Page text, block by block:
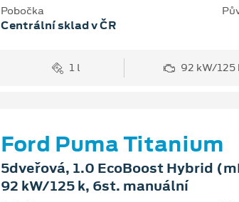
Pobočka
Centrální sklad v ČR
1 l 92 kW/125
Ford Puma Titanium
5dveřová, 1.0 EcoBoost Hybrid
92 kW/125 k, 6st. manuální